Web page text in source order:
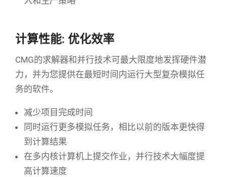
计算性能: 优化效率
CMG的求解器和并行技术可最大限度地发挥硬件潜
力，并为您提供在最短时间内运行大型复杂模拟任
务的软件。
减少项目完成时间
同时运行更多模拟任务，相比以前的版本更快得
到计算结果
在多内核计算机上提交作业，并行技术大幅度提
高计算速度